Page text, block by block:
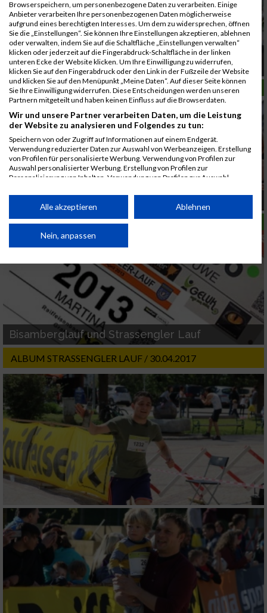
Bilder vom Strassengler Lauf sind nun auch
online
LAUFSPORT
LAUFSPORT
Bisamberglauf und Strassengler Lauf
ALBUM STRASSENGLER LAUF / 30.04.2017
Browserspeichern, um personenbezogene Daten zu verarbeiten. Einige
Anbieter verarbeiten Ihre personenbezogenen Daten möglicherweise
aufgrund eines berechtigten Interesses. Um dem zu widersprechen, öffnen
Sie die „Einstellungen“. Sie können Ihre Einstellungen akzeptieren, ablehnen
oder verwalten, indem Sie auf die Schaltfläche „Einstellungen verwalten“
klicken oder jederzeit auf die Fingerabdruck-Schaltfläche in der linken
unteren Ecke der Website klicken. Um Ihre Einwilligung zu widerrufen,
klicken Sie auf den Fingerabdruck oder den Link in der Fußzeile der Website
und klicken Sie auf den Menüpunkt „Meine Daten“. Auf dieser Seite können
Sie Ihre Einwilligung widerrufen. Diese Entscheidungen werden unseren
Partnern mitgeteilt und haben keinen Einfluss auf die Browserdaten.
Wir und unsere Partner verarbeiten Daten, um die Leistung
der Website zu analysieren und Folgendes zu tun:
Speichern von oder Zugriff auf Informationen auf einem Endgerät.
Verwendung reduzierter Daten zur Auswahl von Werbeanzeigen. Erstellung
von Profilen für personalisierte Werbung. Verwendung von Profilen zur
Auswahl personalisierter Werbung. Erstellung von Profilen zur
Personalisierung von Inhalten. Verwendung von Profilen zur Auswahl
Performance von Inhalten. Analyse von Zielgruppen durch Statistiken oder
Kombinationen von Daten aus verschiedenen Quellen. Entwicklung und
von Inhalten.
Daten können außerhalb der Europäischen Union weitergegeben und in die
Partnerliste anzeigen (1 IAB-Anbieter)
Wir nutzen Ihre Daten für folgende Zwecke:
IAB-Verarbeitungszwecke:
Speichern von oder Zugriff auf Informationen
auf einem Endgerät
Verwendung reduzierter Daten zur Auswahl
von Werbeanzeigen
Erstellung von Profilen für personalisierte
Werbung
Verwendung von Profilen zur Auswahl
personalisierter Werbung
Erstellung von Profilen zur Personalisierung
Verwendung von Profilen zur Auswahl
personalisierter Inhalte
Messung der Werbeleistung
Messung der Performance von Inhalten
Alle akzeptieren Ablehnen
Nein, anpassen